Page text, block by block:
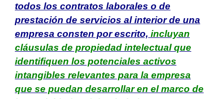
todos los contratos laborales o de
prestación de servicios al interior de una
empresa consten por escrito, incluyan
cláusulas de propiedad intelectual que
identifiquen los potenciales activos
intangibles relevantes para la empresa
que se puedan desarrollar en el marco de